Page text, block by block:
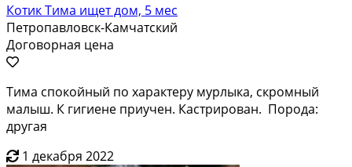
Котик Тима ищет дом, 5 мес
Петропавловск-Камчатский
Договорная цена
Тима спокойный по характеру мурлыка, скромный
малыш. К гигиене приучен. Кастрирован. Порода:
другая
1 декабря 2022